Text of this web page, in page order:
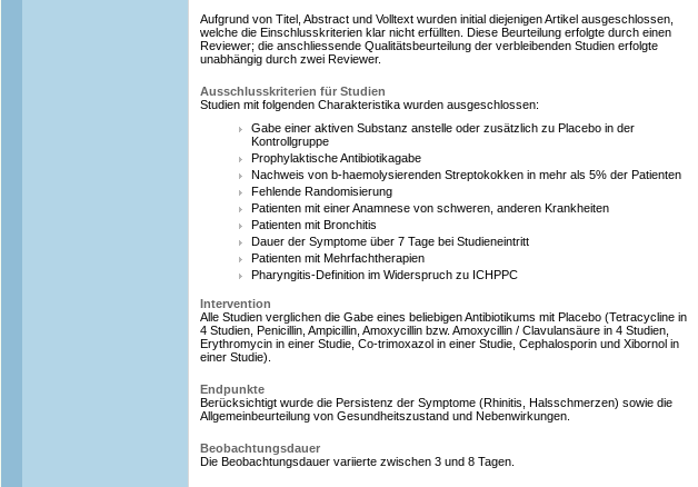
Aufgrund von Titel, Abstract und Volltext wurden initial diejenigen Artikel ausgeschlossen,
welche die Einschlusskriterien klar nicht erfüllten. Diese Beurteilung erfolgte durch einen
Reviewer; die anschliessende Qualitätsbeurteilung der verbleibenden Studien erfolgte
unabhängig durch zwei Reviewer.
Ausschlusskriterien für Studien
Studien mit folgenden Charakteristika wurden ausgeschlossen:
Gabe einer aktiven Substanz anstelle oder zusätzlich zu Placebo in der
Kontrollgruppe
Prophylaktische Antibiotikagabe
Nachweis von b-haemolysierenden Streptokokken in mehr als 5% der Patienten
Fehlende Randomisierung
Patienten mit einer Anamnese von schweren, anderen Krankheiten
Patienten mit Bronchitis
Dauer der Symptome über 7 Tage bei Studieneintritt
Patienten mit Mehrfachtherapien
Pharyngitis-Definition im Widerspruch zu ICHPPC
Intervention
Alle Studien verglichen die Gabe eines beliebigen Antibiotikums mit Placebo (Tetracycline in
4 Studien, Penicillin, Ampicillin, Amoxycillin bzw. Amoxycillin / Clavulansäure in 4 Studien,
Erythromycin in einer Studie, Co-trimoxazol in einer Studie, Cephalosporin und Xibornol in
einer Studie).
Endpunkte
Berücksichtigt wurde die Persistenz der Symptome (Rhinitis, Halsschmerzen) sowie die
Allgemeinbeurteilung von Gesundheitszustand und Nebenwirkungen.
Beobachtungsdauer
Die Beobachtungsdauer variierte zwischen 3 und 8 Tagen.